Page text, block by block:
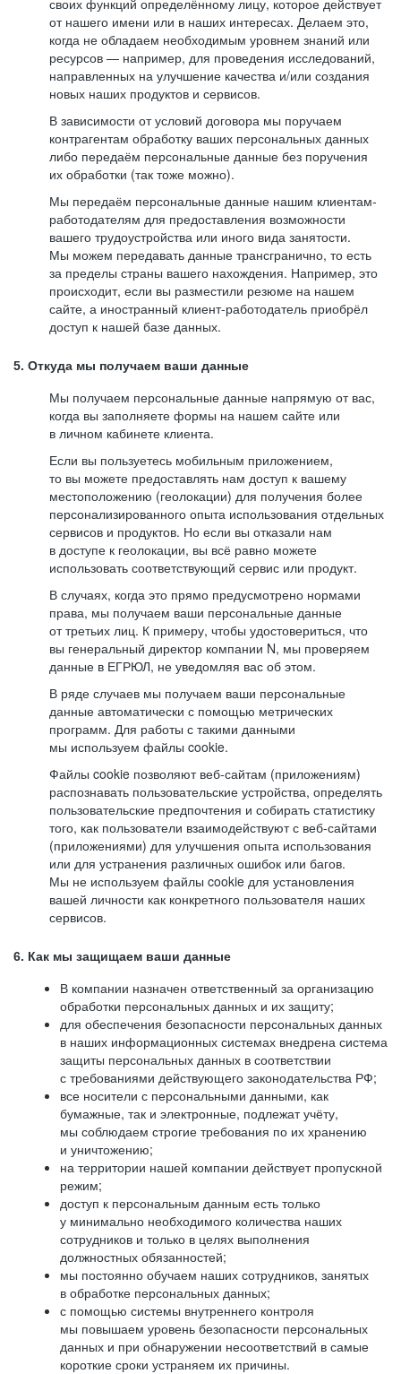
своих функций определённому лицу, которое действует
от нашего имени или в наших интересах. Делаем это,
когда не обладаем необходимым уровнем знаний или
ресурсов — например, для проведения исследований,
направленных на улучшение качества и/или создания
новых наших продуктов и сервисов.
В зависимости от условий договора мы поручаем
контрагентам обработку ваших персональных данных
либо передаём персональные данные без поручения
их обработки (так тоже можно).
Мы передаём персональные данные нашим клиентам-
работодателям для предоставления возможности
вашего трудоустройства или иного вида занятости.
Мы можем передавать данные трансгранично, то есть
за пределы страны вашего нахождения. Например, это
происходит, если вы разместили резюме на нашем
сайте, а иностранный клиент-работодатель приобрёл
доступ к нашей базе данных.
5. Откуда мы получаем ваши данные
Мы получаем персональные данные напрямую от вас,
когда вы заполняете формы на нашем сайте или
в личном кабинете клиента.
Если вы пользуетесь мобильным приложением,
то вы можете предоставлять нам доступ к вашему
местоположению (геолокации) для получения более
персонализированного опыта использования отдельных
сервисов и продуктов. Но если вы отказали нам
в доступе к геолокации, вы всё равно можете
использовать соответствующий сервис или продукт.
В случаях, когда это прямо предусмотрено нормами
права, мы получаем ваши персональные данные
от третьих лиц. К примеру, чтобы удостовериться, что
вы генеральный директор компании N, мы проверяем
данные в ЕГРЮЛ, не уведомляя вас об этом.
В ряде случаев мы получаем ваши персональные
данные автоматически с помощью метрических
программ. Для работы с такими данными
мы используем файлы cookie.
Файлы cookie позволяют веб-сайтам (приложениям)
распознавать пользовательские устройства, определять
пользовательские предпочтения и собирать статистику
того, как пользователи взаимодействуют с веб-сайтами
(приложениями) для улучшения опыта использования
или для устранения различных ошибок или багов.
Мы не используем файлы cookie для установления
вашей личности как конкретного пользователя наших
сервисов.
6. Как мы защищаем ваши данные
В компании назначен ответственный за организацию
обработки персональных данных и их защиту;
для обеспечения безопасности персональных данных
в наших информационных системах внедрена система
защиты персональных данных в соответствии
с требованиями действующего законодательства РФ;
все носители с персональными данными, как
бумажные, так и электронные, подлежат учёту,
мы соблюдаем строгие требования по их хранению
и уничтожению;
на территории нашей компании действует пропускной
режим;
доступ к персональным данным есть только
у минимально необходимого количества наших
сотрудников и только в целях выполнения
должностных обязанностей;
мы постоянно обучаем наших сотрудников, занятых
в обработке персональных данных;
с помощью системы внутреннего контроля
мы повышаем уровень безопасности персональных
данных и при обнаружении несоответствий в самые
короткие сроки устраняем их причины.